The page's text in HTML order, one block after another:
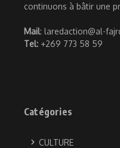
continuons à bâtir une
Mail: laredaction@al-
Tel: +269 773 58 59
Catégories
CULTURE